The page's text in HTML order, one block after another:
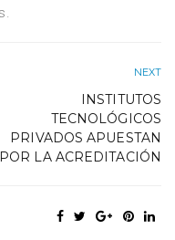
NEXT
INSTITUTOS
TECNOLÓGICOS
PRIVADOS APUESTAN
POR LA ACREDITACIÓN